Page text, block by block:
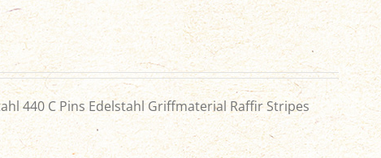
440 C Pins Edelstahl Griffmaterial Raffir Stripes